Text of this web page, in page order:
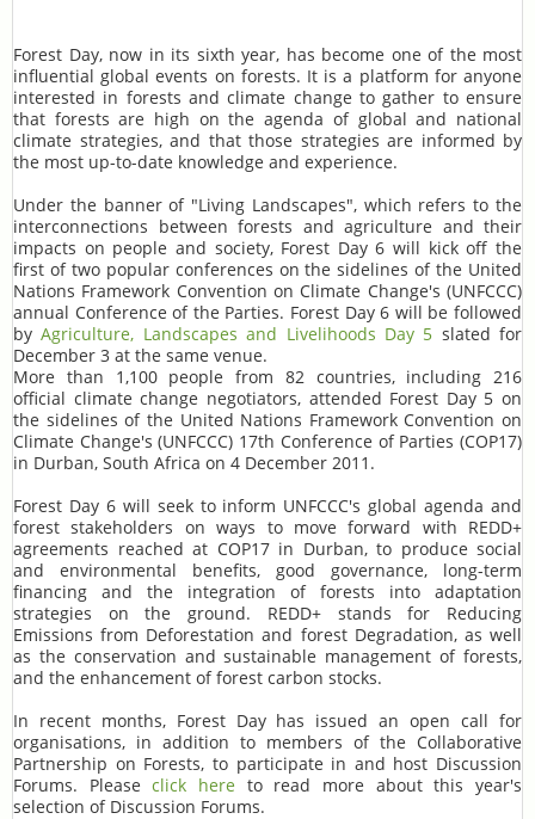
Forest Day, now in its sixth year, has become one of the most
influential global events on forests. It is a platform for anyone
interested in forests and climate change to gather to ensure
that forests are high on the agenda of global and national
climate strategies, and that those strategies are informed by
the most up-to-date knowledge and experience.
Under the banner of "Living Landscapes", which refers to the
interconnections between forests and agriculture and their
impacts on people and society, Forest Day 6 will kick off the
first of two popular conferences on the sidelines of the United
Nations Framework Convention on Climate Change's (UNFCCC)
annual Conference of the Parties. Forest Day 6 will be followed
byAgriculture, Landscapes and Livelihoods Day 5 slated for
December 3 at the same venue.
More than 1,100 people from 82 countries, including 216
official climate change negotiators, attended Forest Day 5 on
the sidelines of the United Nations Framework Convention on
Climate Change's (UNFCCC) 17th Conference of Parties (COP17)
in Durban, South Africa on 4 December 2011.
Forest Day 6 will seek to inform UNFCCC's global agenda and
forest stakeholders on ways to move forward with REDD+
agreements reached at COP17 in Durban, to produce social
and environmental benefits, good governance, long-term
financing and the integration of forests into adaptation
strategies on the ground. REDD+ stands for Reducing
Emissions from Deforestation and forest Degradation, as well
as the conservation and sustainable management of forests,
and the enhancement of forest carbon stocks.
In recent months, Forest Day has issued an open call for
organisations, in addition to members of the Collaborative
Partnership on Forests, to participate in and host Discussion
Forums. Pleaseclick here to read more about this year's
selection of Discussion Forums.